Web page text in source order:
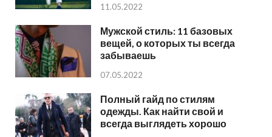
11.05.2022
Мужской стиль: 11 базовых
вещей, о которых ты всегда
забываешь
07.05.2022
Полный гайд по стилям
одежды. Как найти свой и
всегда выглядеть хорошо